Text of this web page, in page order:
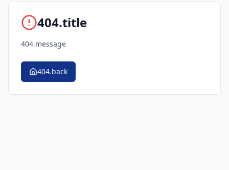
404.title
404.message
404.back